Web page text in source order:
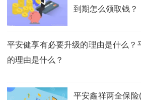
到期怎么领取钱？
平安健享有必要升级的理由是什么？
的理由是什么？
平安鑫祥两全保